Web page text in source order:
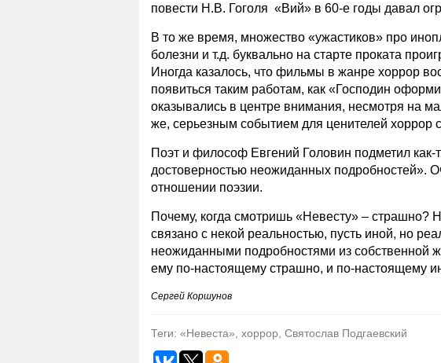
повести Н.В. Гоголя «Вий» в 60-е годы давал
В то же время, множество «ужастиков» про
болезни и т.д. буквально на старте проката
Иногда казалось, что фильмы в жанре хоррор
появиться таким работам, как «Господин
оказывались в центре внимания, несмотря на
же, серьезным событием для ценителей хоррор
Поэт и философ Евгений Головин подметил как-
достоверностью неожиданных подробностей».
отношении поэзии.
Почему, когда смотришь «Невесту» – страшно?
связано с некой реальностью, пусть иной, но
неожиданными подробностями из собственной
ему по-настоящему страшно, и по-настоящему
Сергей Коршунов
Теги: «Невеста», хоррор, Святослав Подгаевский